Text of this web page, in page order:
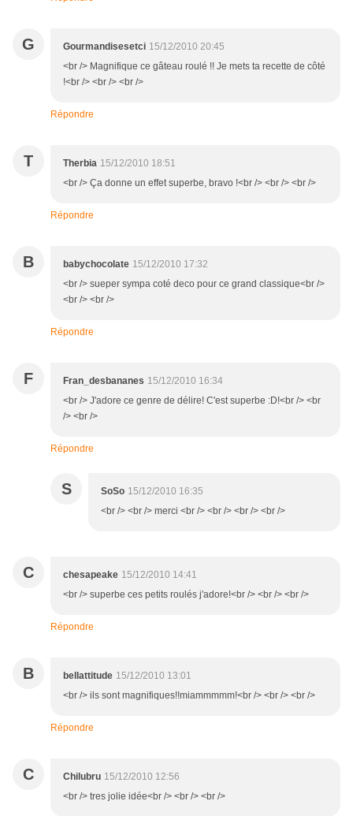
G Gourmandisesetci 15/12/2010 20:45
<br /> Magnifique ce gâteau roulé !! Je mets ta recette de côté
!<br /> <br /> <br />
Répondre
T Therbia 15/12/2010 18:51
<br /> Ça donne un effet superbe, bravo !<br /> <br /> <br />
Répondre
B babychocolate 15/12/2010 17:32
<br /> sueper sympa coté deco pour ce grand classique<br />
<br /> <br />
Répondre
F Fran_desbananes 15/12/2010 16:34
<br /> J'adore ce genre de délire! C'est superbe :D!<br /> <br
/> <br />
Répondre
S SoSo 15/12/2010 16:35
<br /> <br /> merci <br /> <br /> <br /> <br />
C chesapeake 15/12/2010 14:41
<br /> superbe ces petits roulés j'adore!<br /> <br /> <br />
Répondre
B bellattitude 15/12/2010 13:01
<br /> ils sont magnifiques!!miammmmm!<br /> <br /> <br />
Répondre
C Chilubru 15/12/2010 12:56
<br /> tres jolie idée<br /> <br /> <br />